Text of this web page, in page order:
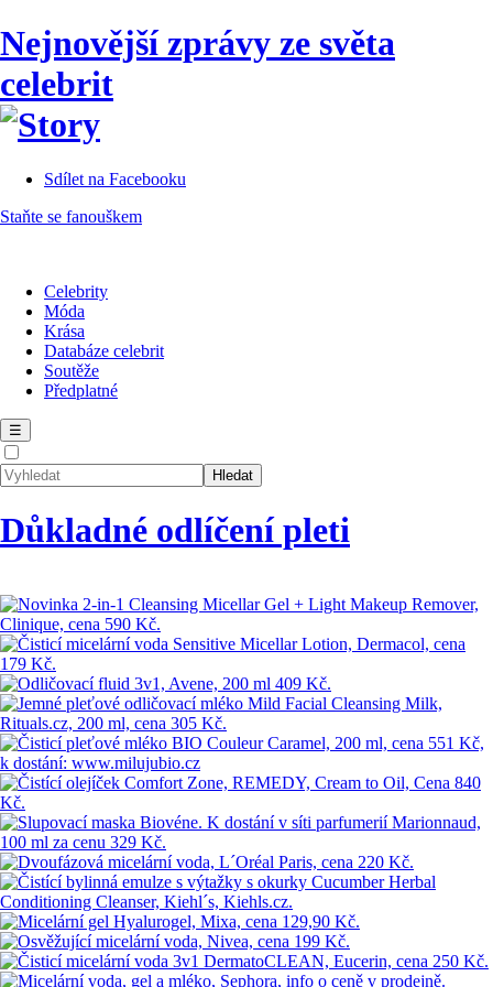
Nejnovější zprávy ze světa
celebrit
Sdílet na Facebooku
Staňte se fanouškem
Celebrity
Móda
Krása
Databáze celebrit
Soutěže
Předplatné
☰
Důkladné odlíčení pleti